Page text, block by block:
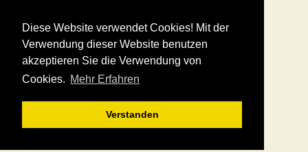
Diese Website verwendet Cookies! Mit der
Verwendung dieser Website benutzen
akzeptieren Sie die Verwendung von
Cookies. Mehr Erfahren
Verstanden
Bestellungen & Versand
Allgemeine Geschäftsbedingungen
Impressum
© 2013 neckels-living.de | Holger Neckel